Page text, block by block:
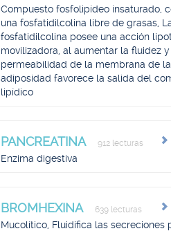
Compuesto fosfolipídeo insaturado,
una fosfatidilcolina libre de grasas,
fosfatidilcolina posee una acción
movilizadora, al aumentar la fluidez y
permeabilidad de la membrana de la
adiposidad favorece la salida del
lipídico
PANCREATINA 912 lecturas
Enzima digestiva
BROMHEXINA 639 lecturas
Mucolítico, Fluidifica las secreciones